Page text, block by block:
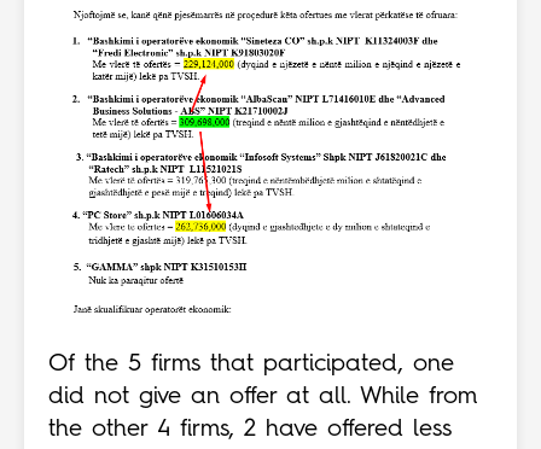
Of the 5 firms that participated, one
did not give an offer at all. While from
the other 4 firms, 2 have offered less